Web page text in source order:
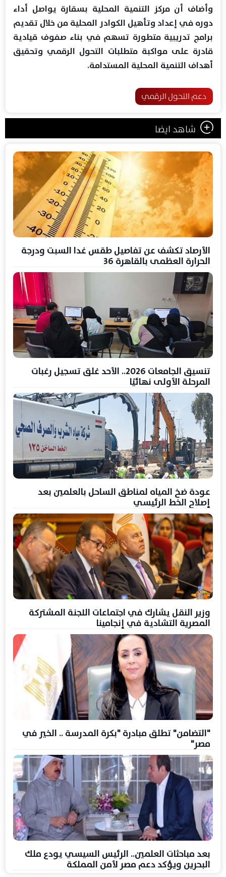
وأضاف أن مركز التنمية المحلية بسقارة يواصل أداء
دوره في إعداد وتأهيل الكوادر المحلية من خلال تقديم
برامج تدريبية متطورة تسهم في بناء صفوف قيادية
قادرة على مواكبة متطلبات التحول الرقمي وتحقيق
أهداف التنمية المحلية المستدامة.
دعم التحول الرقمي
شاهد ايضا
الأرصاد تكشف عن تفاصيل طقس غدا السبت ودرجة
الحرارة العظمى بالقاهرة 36
تنسيق الجامعات 2026.. الأحد غلق تسجيل رغبات
المرحلة الأولى نهائيًا
عودة ضخ المياه لمناطق الساحل بالعلمين بعد
إصلاح الخط الرئيسي
وزير النقل يشارك في اجتماعات اللجنة المشتركة
المصرية التشادية في إنجامينا
"التضامن" تطلق مبادرة "بكرة المدرسة .. الخير في
مصر"
بعد مباحثات العلمين.. الرئيس السيسي يودع ملك
البحرين ويؤكد دعم مصر لأمن المملكة